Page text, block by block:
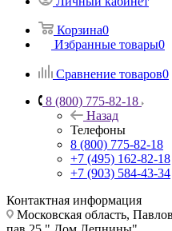
Корзина0
Избранные товары0
Сравнение товаров0
8 (800) 775-82-18
Назад
Телефоны
8 (800) 775-82-18
+7 (495) 162-82-18
+7 (903) 584-43-34
Контактная информация
Московская область,